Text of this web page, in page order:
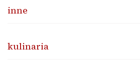
inne
kulinaria